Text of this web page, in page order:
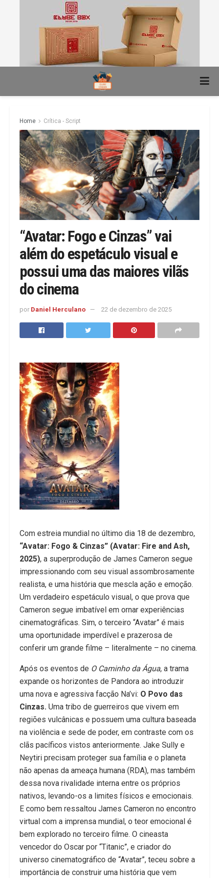
Home Crítica - Script
“Avatar: Fogo e Cinzas” vai
além do espetáculo visual e
possui uma das maiores vilãs
do cinema
por Daniel Herculano 22 de dezembro de 2025
Com estreia mundial no último dia 18 de dezembro,
“Avatar: Fogo & Cinzas” (Avatar: Fire and Ash,
2025), a superprodução de James Cameron segue
impressionando com seu visual assombrosamente
realista, e uma história que mescla ação e emoção.
Um verdadeiro espetáculo visual, o que prova que
Cameron segue imbatível em ornar experiências
cinematográficas. Sim, o terceiro “Avatar” é mais
uma oportunidade imperdível e prazerosa de
conferir um grande filme – literalmente – no cinema.
Após os eventos de O Caminho da Água, a trama
expande os horizontes de Pandora ao introduzir
uma nova e agressiva facção Na’vi: O Povo das
Cinzas. Uma tribo de guerreiros que vivem em
regiões vulcânicas e possuem uma cultura baseada
na violência e sede de poder, em contraste com os
clãs pacíficos vistos anteriormente. Jake Sully e
Neytiri precisam proteger sua família e o planeta
não apenas da ameaça humana (RDA), mas também
dessa nova rivalidade interna entre os próprios
nativos, levando-os a limites físicos e emocionais.
E como bem ressaltou James Cameron no encontro
virtual com a imprensa mundial, o teor emocional é
bem explorado no terceiro filme. O cineasta
vencedor do Oscar por “Titanic”, e criador do
universo cinematográfico de “Avatar”, teceu sobre a
importância de construir uma história que vem